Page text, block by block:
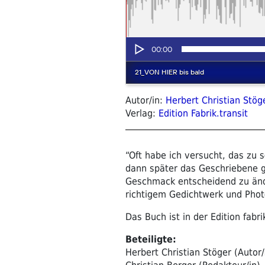
Autor/in: Herbert Christian
Verlag: Edition Fabrik.transit
“Oft habe ich versucht, das zu
dann später das Geschriebene
Geschmack entscheidend zu
richtigem Gedichtwerk und
Das Buch ist in der Edition
Beteiligte:
Herbert Christian Stöger